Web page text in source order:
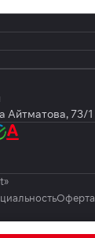
Айтматова, 73/1
Оферта